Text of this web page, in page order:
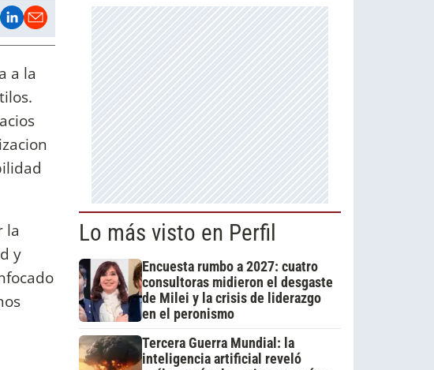
a la
la
y
Lo más visto en Perfil
Encuesta rumbo a 2027: cuatro
consultoras midieron el desgaste
de Milei y la crisis de liderazgo
en el peronismo
Tercera Guerra Mundial: la
inteligencia artificial reveló